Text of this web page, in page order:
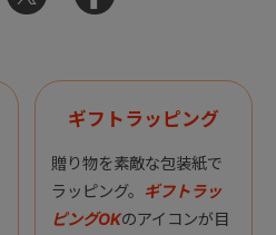
ギフトラッピング
贈り物を素敵な包装紙で
ラッピング。 ギフトラッ
ピングOKのアイコンが目